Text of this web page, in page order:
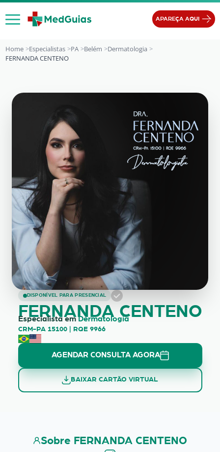
Ir para o conteúdo
APAREÇA AQUI
Home Especialistas PA Belém
Dermatologia
FERNANDA CENTENO
DISPONÍVEL PARA PRESENCIAL
FERNANDA CENTENO
FERNANDA CENTENO
Especialista emDermatologia
CRM-PA 15100 | RQE 9966
AGENDAR CONSULTA AGORA
BAIXAR CARTÃO VIRTUAL
Sobre FERNANDA CENTENO